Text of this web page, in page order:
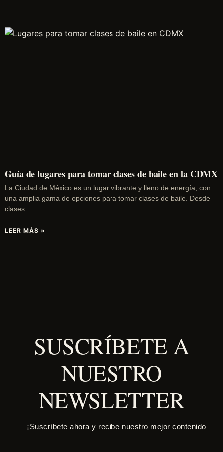
Guía de lugares para tomar clases de baile en la CDMX
La Ciudad de México es un lugar vibrante y lleno de energía, con
una amplia gama de opciones para tomar clases de baile. Desde
clases
LEER MÁS »
SUSCRÍBETE A
NUESTRO
NEWSLETTER
¡Suscríbete ahora y recibe nuestro mejor contenido